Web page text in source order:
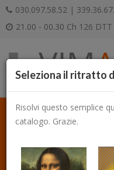
030.097.58.52 |
21.00 - 00.30 Ch 126 DTT
Seleziona il ritratto
Risolvi questo semplice
catalogo. Grazie.